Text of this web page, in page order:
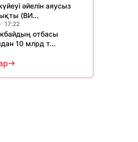
әйелін аяусыз
(ВИ...
17:22
отбасы
10 млрд т...